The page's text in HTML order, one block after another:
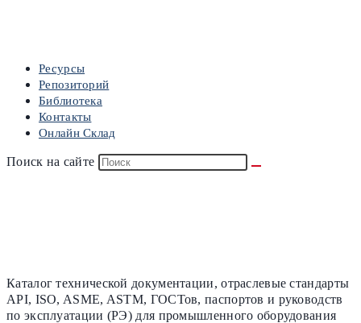
Ресурсы
Репозиторий
Библиотека
Контакты
Онлайн Склад
Поиск на сайте
Каталог технической документации, отраслевые стандарты
API, ISO, ASME, ASTM, ГОСТов, паспортов и руководств
по эксплуатации (РЭ) для промышленного оборудования